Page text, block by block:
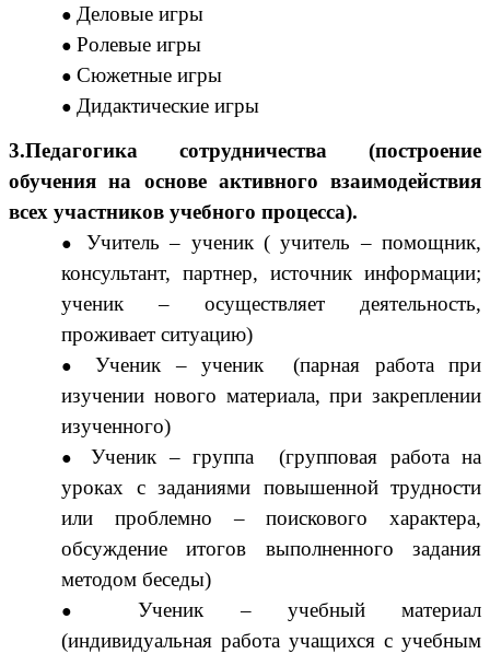
Деловые игры
Ролевые игры
Сюжетные игры
Дидактические игры
3.Педагогика сотрудничества (построение
обучения на основе активного взаимодействия
всех участников учебного процесса).
Учитель – ученик ( учитель – помощник,
консультант, партнер, источник информации;
ученик – осуществляет деятельность,
проживает ситуацию)
Ученик – ученик (парная работа при
изучении нового материала, при закреплении
изученного)
Ученик – группа (групповая работа на
уроках с заданиями повышенной трудности
или проблемно – поискового характера,
обсуждение итогов выполненного задания
методом беседы)
Ученик – учебный материал
(индивидуальная работа учащихся с учебным